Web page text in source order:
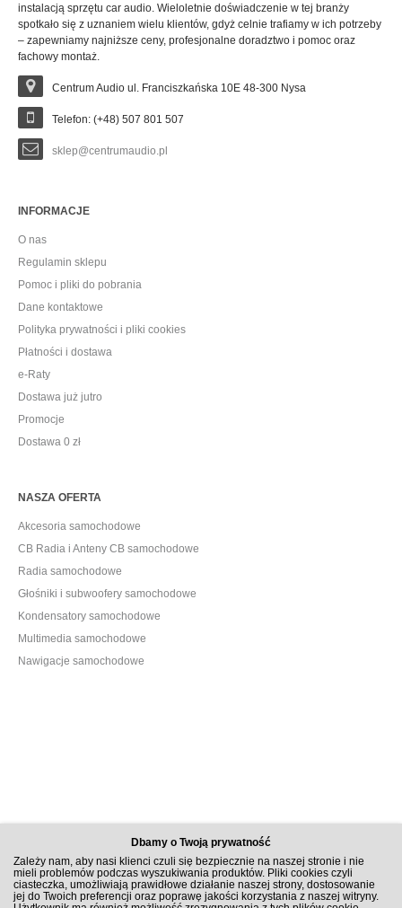
Dbamy o Twoją prywatność
Zależy nam, aby nasi klienci czuli się bezpiecznie na naszej stronie i nie
mieli problemów podczas wyszukiwania produktów. Pliki cookies czyli
ciasteczka, umożliwiają prawidłowe działanie naszej strony, dostosowanie
jej do Twoich preferencji oraz poprawę jakości korzystania z naszej witryny.
instalacją sprzętu car audio. Wieloletnie doświadczenie w tej branży
spotkało się z uznaniem wielu klientów, gdyż celnie trafiamy w ich potrzeby
– zapewniamy najniższe ceny, profesjonalne doradztwo i pomoc oraz
fachowy montaż.
Centrum Audio ul. Franciszkańska 10E 48-300 Nysa
Telefon: (+48) 507 801 507
sklep@centrumaudio.pl
INFORMACJE
O nas
Regulamin sklepu
Pomoc i pliki do pobrania
Dane kontaktowe
Polityka prywatności i pliki cookies
Płatności i dostawa
e-Raty
Dostawa już jutro
Promocje
Dostawa 0 zł
NASZA OFERTA
Akcesoria samochodowe
CB Radia i Anteny CB samochodowe
Radia samochodowe
Głośniki i subwoofery samochodowe
Kondensatory samochodowe
Multimedia samochodowe
Nawigacje samochodowe